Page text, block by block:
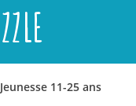
Jeunesse 11-25 ans